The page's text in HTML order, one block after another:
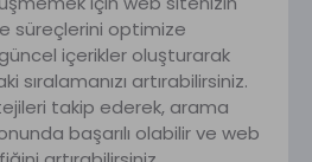
süreçlerini optimize
içerikler oluşturarak
sıralamanızı artırabilirsiniz.
takip ederek, arama
başarılı olabilir ve web